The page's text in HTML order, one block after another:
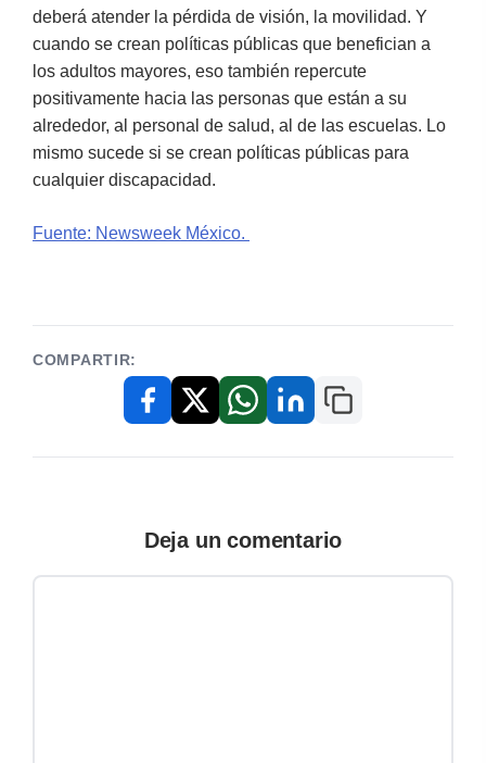
deberá atender la pérdida de visión, la movilidad. Y
cuando se crean políticas públicas que benefician a
los adultos mayores, eso también repercute
positivamente hacia las personas que están a su
alrededor, al personal de salud, al de las escuelas. Lo
mismo sucede si se crean políticas públicas para
cualquier discapacidad.
Fuente: Newsweek México.
COMPARTIR:
FacebookX / TwitterWhatsAppLinkedInCopiar enlace
Deja un comentario